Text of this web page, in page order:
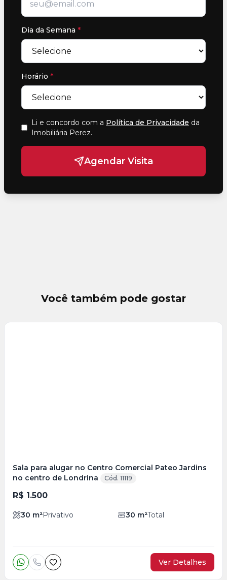
Dia da Semana *
Horário *
Li e concordo com a Política de Privacidade da
Imobiliária Perez.
Agendar Visita
Você também pode gostar
Sala para alugar no Centro Comercial Pateo Jardins
no centro de Londrina
Cód. 11119
R$ 1.500
30 m²Privativo 30 m²Total
Ver Detalhes